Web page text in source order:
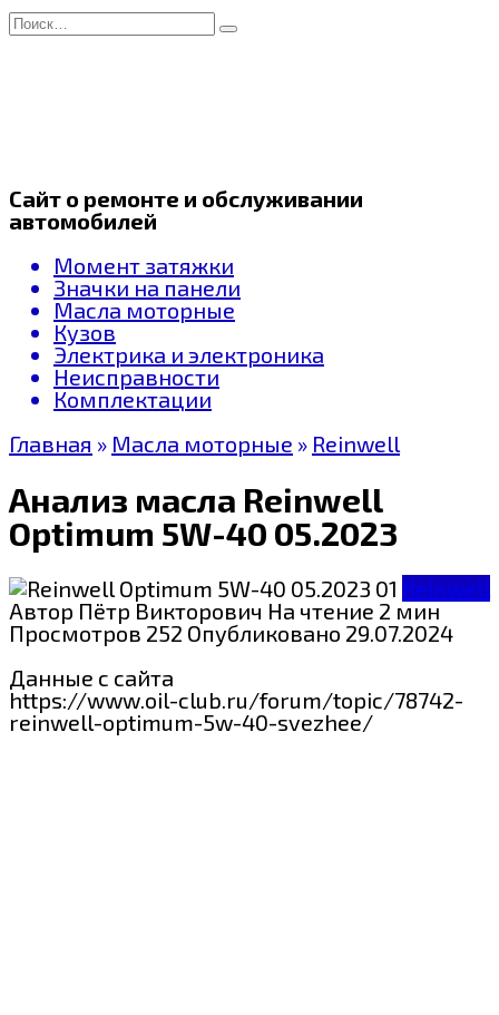
Перейти
к
Search
for:
Сайт о ремонте и обслуживании
автомобилей
Момент затяжки
Значки на панели
Масла моторные
Кузов
Электрика и электроника
Неисправности
Комплектации
Главная » Масла моторные » Reinwell
Анализ масла Reinwell
Optimum 5W-40 05.2023
Reinwell
Автор Пётр Викторович На чтение 2 мин
Просмотров 252 Опубликовано 29.07.2024
Данные с сайта
https://www.oil-club.ru/forum/topic/78742-
reinwell-optimum-5w-40-svezhee/